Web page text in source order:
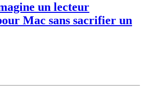
un lecteur
Mac sans sacrifier un